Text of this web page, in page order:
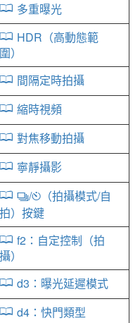
多重曝光
HDR（高動態範
圍）
間隔定時拍攝
縮時視頻
對焦移動拍攝
寧靜攝影
c/E
（拍攝模式/自
拍）按鍵
f2：自定控制（拍
攝）
d3：曝光延遲模式
d4：快門類型